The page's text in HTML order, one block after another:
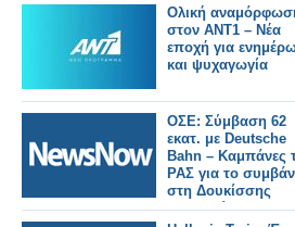
Ολική
στον ΑΝΤ1 – Νέα
εποχή για
και ψυχαγωγία
ΟΣΕ: Σύμβαση 62
εκατ. με Deutsche
Bahn – Καμπάνες
ΡΑΣ για το συμβάν
στη Δουκίσσης
Πλακεντίας.